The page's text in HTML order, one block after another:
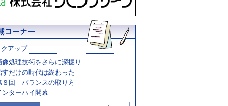
アップ
像処理技術をさらに深掘り
すだけの時代は終わった
８回 バランスの取り方
ンターハイ開幕